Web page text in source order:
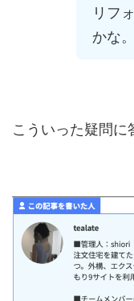
リフ
かな。
こういった疑問に